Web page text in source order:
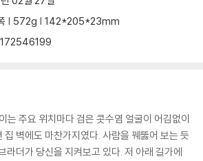
| 572g | 142*205*23mm
는 주요 위치마다 검은 콧수염 얼굴이 어김없이
집 벽에도 마찬가지였다. 사람을 꿰뚫어 보는 듯
라더가 당신을 지켜보고 있다. 저 아래 길가에